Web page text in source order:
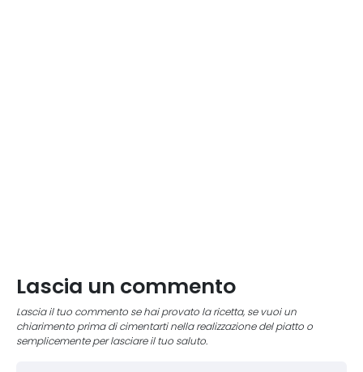
Lascia un commento
Lascia il tuo commento se hai provato la ricetta, se vuoi un
chiarimento prima di cimentarti nella realizzazione del piatto o
semplicemente per lasciare il tuo saluto.